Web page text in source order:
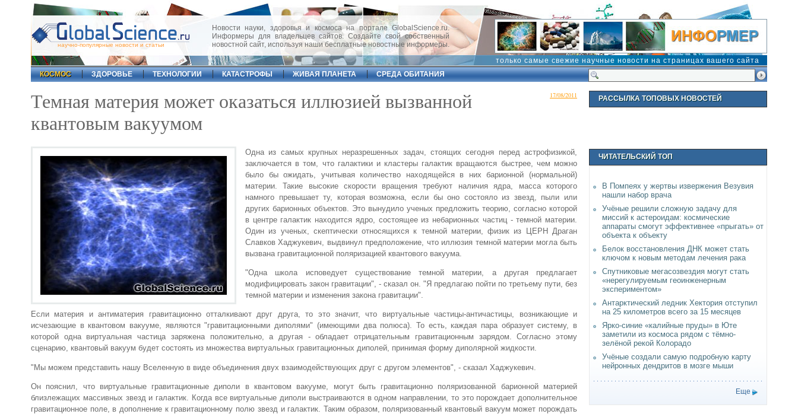
научно-популярные новости и статьи
Новости науки, здоровья и космоса на портале GlobalScience.ru.
Информеры для владельцев сайтов. Создайте свой собственный
новостной сайт, используя наши бесплатные новостные информеры.
только самые свежие научные новости на страницах вашего сайта
КОСМОС
ЗДОРОВЬЕ ТЕХНОЛОГИИ КАТАСТРОФЫ ЖИВАЯ ПЛАНЕТА СРЕДА ОБИТАНИЯ
17/08/2011
Темная материя может оказаться иллюзией вызванной
квантовым вакуумом
Одна из самых крупных неразрешенных задач, стоящих сегодня перед астрофизикой,
заключается в том, что галактики и кластеры галактик вращаются быстрее, чем можно
было бы ожидать, учитывая количество находящейся в них барионной (нормальной)
материи. Такие высокие скорости вращения требуют наличия ядра, масса которого
намного превышает ту, которая возможна, если бы оно состояло из звезд, пыли или
других барионных объектов. Это вынудило ученых предложить теорию, согласно которой
в центре галактик находится ядро, состоящее из небарионных частиц - темной материи.
Один из ученых, скептически относящихся к темной материи, физик из ЦЕРН Драган
Славков Хаджукевич, выдвинул предположение, что иллюзия темной материи могла быть
вызвана гравитационной поляризацией квантового вакуума.
"Одна школа исповедует существование темной материи, а другая предлагает
модифицировать закон гравитации", - сказал он. "Я предлагаю пойти по третьему пути, без
темной материи и изменения закона гравитации".
Если материя и антиматерия гравитационно отталкивают друг друга, то это значит, что виртуальные частицы-античастицы, возникающие и
исчезающие в квантовом вакууме, являются "гравитационными диполями" (имеющими два полюса). То есть, каждая пара образует систему, в
которой одна виртуальная частица заряжена положительно, а другая - обладает отрицательным гравитационным зарядом. Согласно этому
сценарию, квантовый вакуум будет состоять из множества виртуальных гравитационных диполей, принимая форму диполярной жидкости.
"Мы можем представить нашу Вселенную в виде объединения двух взаимодействующих друг с другом элементов", - сказал Хаджукевич.
Он пояснил, что виртуальные гравитационные диполи в квантовом вакууме, могут быть гравитационно поляризованной барионной материей
близлежащих массивных звезд и галактик. Когда все виртуальные диполи выстраиваются в одном направлении, то это порождает дополнительное
гравитационное поле, в дополнение к гравитационному полю звезд и галактик. Таким образом, поляризованный квантовый вакуум может порождать
РАССЫЛКА ТОПОВЫХ НОВОСТЕЙ
ЧИТАТЕЛЬСКИЙ ТОП
В Помпеях у жертвы извержения Везувия
нашли набор врача
Учёные решили сложную задачу для
миссий к астероидам: космические
аппараты смогут эффективнее «прыгать» от
объекта к объекту
Белок восстановления ДНК может стать
ключом к новым методам лечения рака
Спутниковые мегасозвездия могут стать
«нерегулируемым геоинженерным
экспериментом»
Антарктический ледник Хектория отступил
на 25 километров всего за 15 месяцев
Ярко-синие «калийные пруды» в Юте
заметили из космоса рядом с тёмно-
зелёной рекой Колорадо
Учёные создали самую подробную карту
нейронных дендритов в мозге мыши
Еще